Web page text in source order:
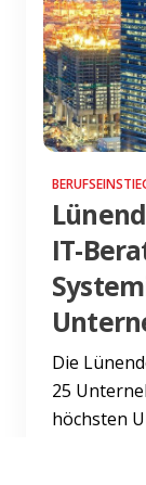
IT-
Die
25
höchsten